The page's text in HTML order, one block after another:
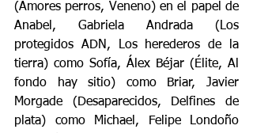
(Amores perros, Veneno) en el papel de
Anabel, Gabriela Andrada (Los
protegidos ADN, Los herederos de la
tierra) como Sofía, Álex Béjar (Élite, Al
fondo hay sitio) como Briar, Javier
Morgade (Desaparecidos, Delfines de
plata) como Michael, Felipe Londoño